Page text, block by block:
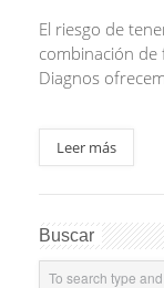
El riesgo de
combinación de
Diagnos
Leer más
Buscar